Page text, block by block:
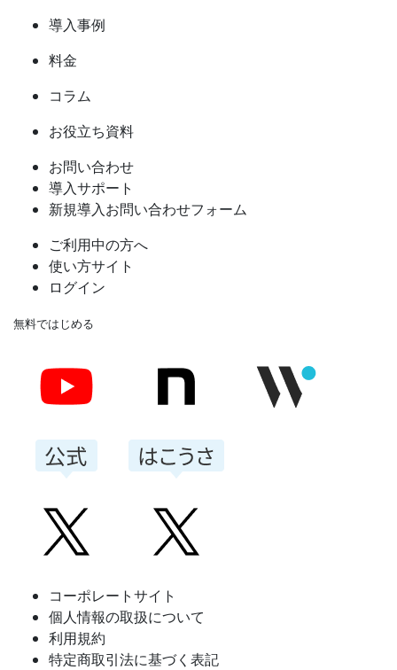
導入事例
料金
コラム
お役立ち資料
お問い合わせ
導入サポート
新規導入お問い合わせフォーム
ご利用中の方へ
使い方サイト
ログイン
無料ではじめる
コーポレートサイト
個人情報の取扱について
利用規約
特定商取引法に基づく表記